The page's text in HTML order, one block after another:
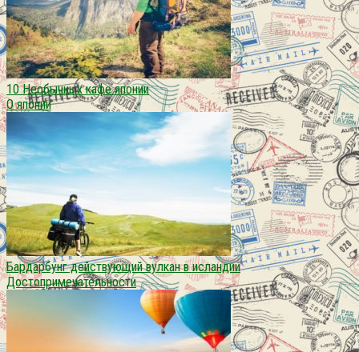
10 Необычных кафе японии
О японии
Бардарбунг действующий вулкан в исландии
Достопримечательности